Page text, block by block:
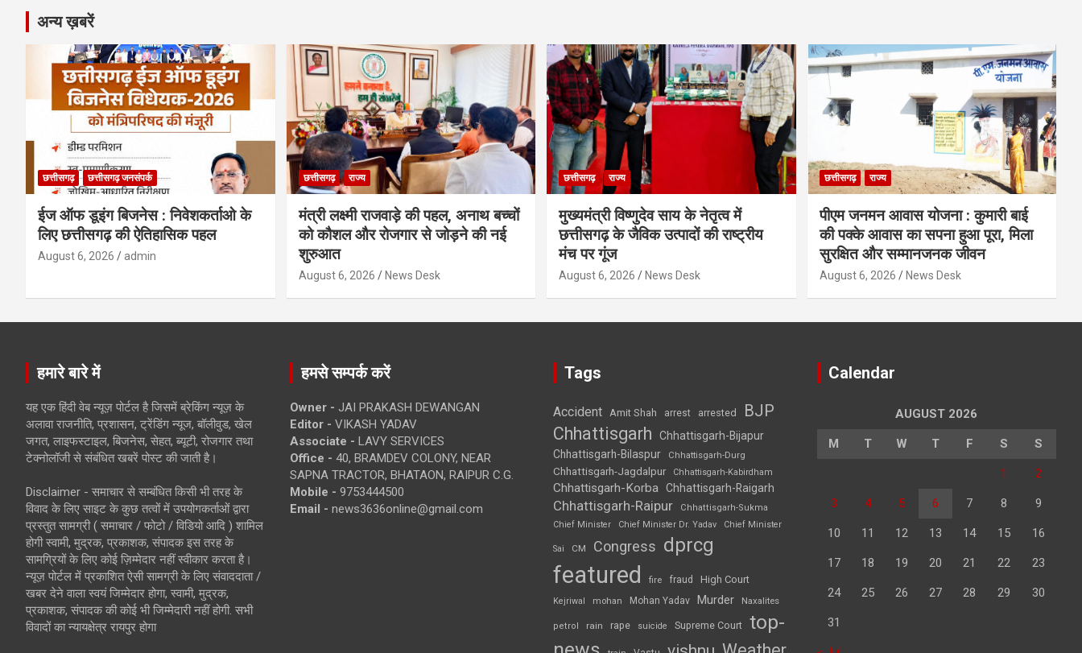
अन्य ख़बरें
छत्तीसगढ़ छत्तीसगढ़ जनसंपर्क
ईज ऑफ डूइंग बिजनेस : निवेशकर्ताओ के
लिए छत्तीसगढ़ की ऐतिहासिक पहल
August 6, 2026 admin
छत्तीसगढ़ राज्य
मंत्री लक्ष्मी राजवाड़े की पहल, अनाथ बच्चों
को कौशल और रोजगार से जोड़ने की नई
शुरुआत
August 6, 2026 News Desk
छत्तीसगढ़ राज्य
मुख्यमंत्री विष्णुदेव साय के नेतृत्व में
छत्तीसगढ़ के जैविक उत्पादों की राष्ट्रीय
मंच पर गूंज
August 6, 2026 News Desk
छत्तीसगढ़ राज्य
पीएम जनमन आवास योजना : कुमारी बाई
की पक्के आवास का सपना हुआ पूरा, मिला
सुरक्षित और सम्मानजनक जीवन
August 6, 2026 News Desk
हमारे बारे में
यह एक हिंदी वेब न्यूज़ पोर्टल है जिसमें ब्रेकिंग न्यूज़ के
अलावा राजनीति, प्रशासन, ट्रेंडिंग न्यूज, बॉलीवुड, खेल
जगत, लाइफस्टाइल, बिजनेस, सेहत, ब्यूटी, रोजगार तथा
टेक्नोलॉजी से संबंधित खबरें पोस्ट की जाती है।
Disclaimer - समाचार से सम्बंधित किसी भी तरह के
विवाद के लिए साइट के कुछ तत्वों में उपयोगकर्ताओं द्वारा
प्रस्तुत सामग्री ( समाचार / फोटो / विडियो आदि ) शामिल
होगी स्वामी, मुद्रक, प्रकाशक, संपादक इस तरह के
सामग्रियों के लिए कोई ज़िम्मेदार नहीं स्वीकार करता है।
न्यूज़ पोर्टल में प्रकाशित ऐसी सामग्री के लिए संवाददाता /
खबर देने वाला स्वयं जिम्मेदार होगा, स्वामी, मुद्रक,
प्रकाशक, संपादक की कोई भी जिम्मेदारी नहीं होगी. सभी
विवादों का न्यायक्षेत्र रायपुर होगा
हमसे सम्पर्क करें
Owner - JAI PRAKASH DEWANGAN
Editor - VIKASH YADAV
Associate - LAVY SERVICES
Office - 40, BRAMDEV COLONY, NEAR
SAPNA TRACTOR, BHATAON, RAIPUR C.G.
Mobile - 9753444500
Email - news3636online@gmail.com
Tags
Accident Amit Shah arrest arrested BJP
Chhattisgarh
Chhattisgarh-Bijapur
Chhattisgarh-Bilaspur
Chhattisgarh-Durg
Chhattisgarh-Jagdalpur Chhattisgarh-Kabirdham
Chhattisgarh-Korba Chhattisgarh-Raigarh
Chhattisgarh-Raipur
Chhattisgarh-Sukma
Chief Minister
Chief Minister Dr. Yadav Chief Minister
Sai CM Congress dprcg
featured fire fraud High Court
Kejriwal mohan Mohan Yadav Murder Naxalites
petrol rain rape suicide Supreme Court top-
Calendar
AUGUST 2026
M T W T F S S
1 2
3 4 5 6 7 8 9
10 11 12 13 14 15 16
17 18 19 20 21 22 23
24 25 26 27 28 29 30
31